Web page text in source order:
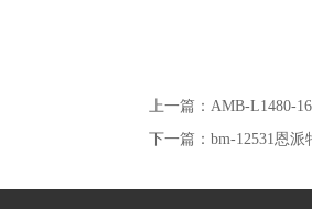
上一篇： AMB-L1480-
下一篇： bm-12531恩